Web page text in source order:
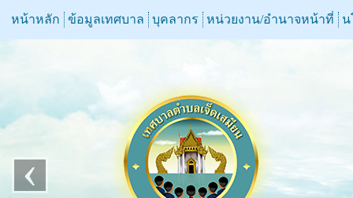
หน้าหลัก ข้อมูลเทศบาล บุคลากร หน่วยงาน/อำนาจหน้าที่ น
‹